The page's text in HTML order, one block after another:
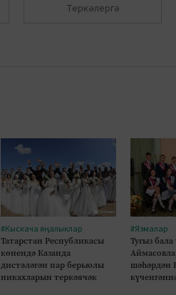
Теркәлергә
#Кыскача яңалыклар
Татарстан Республикасы
көнендә Казанда
дистәләгән пар берьюлы
никахларын теркәячәк
#Язмалар
Тугыз бала
шәһәрдән